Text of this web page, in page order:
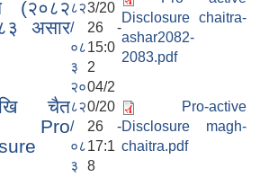
(२०८२
असार
८२
/
०८
३
3/20
26 -
15:0
2
Disclosure chaitra-
ashar2082-
2083.pdf
चैत
Pro
२०
८२
/
०८
३
04/2
0/20
26 -
17:1
8
Pro-active
Disclosure magh-
chaitra.pdf